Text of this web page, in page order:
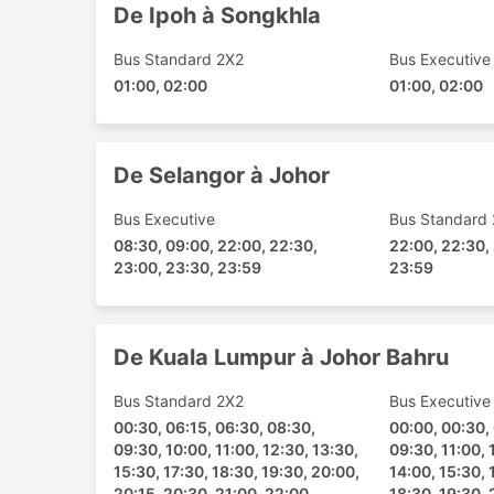
Ipoh - Bukit Kayu Hitam
Ipoh - Alor Setar
Selangor - Johor
Changloon - Ipoh
Kuala Lumpur - Songkhla
Kedah - Ipoh
Changloon - Kuala Lumpur
Kuala Lumpur - Pasir Gudang
Classes de Bus et Prix des
L'un des aspects les plus intéressants des
voyage sur mesure, en l'adaptant à vos
classes et types de bus répondent aux
moins chers sont normalement proposés par
De Ipoh à Songkhla
Bus Standard 2X2
01:00, 02:00
Bus Executive
01:00, 02:00
De Selangor à Johor
Bus Executive
08:30, 09:00, 22:00, 22:30,
23:00, 23:30, 23:59
Bus Standard
22:00,
23:59
De Kuala Lumpur à Johor Bahru
Bus Standard 2X2
00:30, 06:15, 06:30, 08:30,
09:30, 10:00, 11:00, 12:30, 13:30,
15:30, 17:30, 18:30, 19:30, 20:00,
Bus Executive
00:00, 00:30,
09:30, 11:00,
14:00, 15:30,